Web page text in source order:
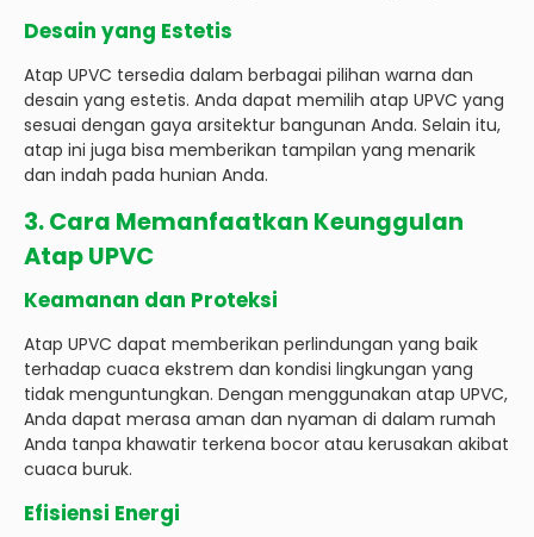
Desain yang Estetis
Atap UPVC tersedia dalam berbagai pilihan warna dan
desain yang estetis. Anda dapat memilih atap UPVC yang
sesuai dengan gaya arsitektur bangunan Anda. Selain itu,
atap ini juga bisa memberikan tampilan yang menarik
dan indah pada hunian Anda.
3. Cara Memanfaatkan Keunggulan
Atap UPVC
Keamanan dan Proteksi
Atap UPVC dapat memberikan perlindungan yang baik
terhadap cuaca ekstrem dan kondisi lingkungan yang
tidak menguntungkan. Dengan menggunakan atap UPVC,
Anda dapat merasa aman dan nyaman di dalam rumah
Anda tanpa khawatir terkena bocor atau kerusakan akibat
cuaca buruk.
Efisiensi Energi